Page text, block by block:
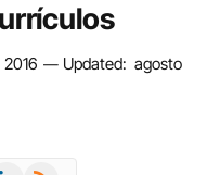
Updated: agosto